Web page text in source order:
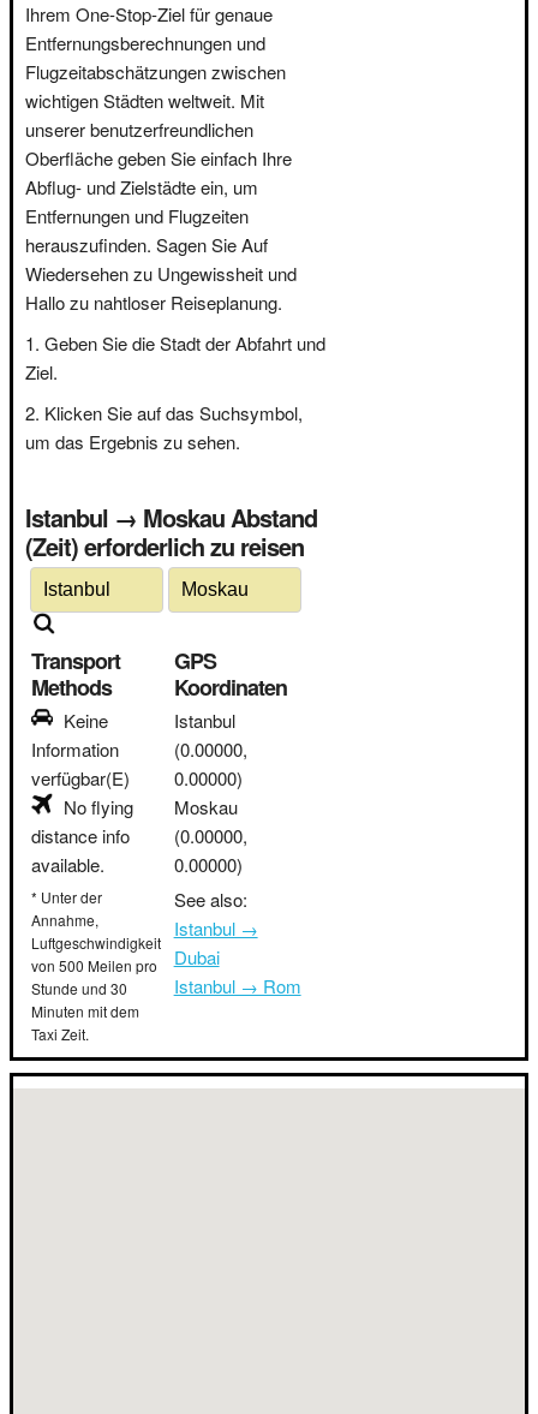
Ihrem One-Stop-Ziel für genaue
Entfernungsberechnungen und
Flugzeitabschätzungen zwischen
wichtigen Städten weltweit. Mit
unserer benutzerfreundlichen
Oberfläche geben Sie einfach Ihre
Abflug- und Zielstädte ein, um
Entfernungen und Flugzeiten
herauszufinden. Sagen Sie Auf
Wiedersehen zu Ungewissheit und
Hallo zu nahtloser Reiseplanung.
Geben Sie die Stadt der Abfahrt und
Ziel.
Klicken Sie auf das Suchsymbol,
um das Ergebnis zu sehen.
Istanbul → Moskau Abstand
(Zeit) erforderlich zu reisen
Transport
Methods
Keine
Information
verfügbar(E)
No flying
distance info
available.
* Unter der
Annahme,
Luftgeschwindigkeit
von 500 Meilen pro
Stunde und 30
Minuten mit dem
Taxi Zeit.
GPS
Koordinaten
Istanbul
(0.00000,
0.00000)
Moskau
(0.00000,
0.00000)
See also:
Istanbul →
Dubai
Istanbul → Rom